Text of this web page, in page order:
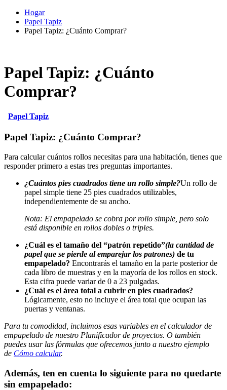
Hogar
Papel Tapiz
Papel Tapiz: ¿Cuánto Comprar?
Papel Tapiz: ¿Cuánto
Comprar?
Papel Tapiz
Papel Tapiz: ¿Cuánto Comprar?
Para calcular cuántos rollos necesitas para una habitación, tienes que
responder primero a estas tres preguntas importantes.
¿Cuántos pies cuadrados tiene un rollo simple?Un rollo de
papel simple tiene 25 pies cuadrados utilizables,
independientemente de su ancho.
Nota: El empapelado se cobra por rollo simple, pero solo
está disponible en rollos dobles o triples.
¿Cuál es el tamaño del “patrón repetido”(la cantidad de
papel que se pierde al emparejar los patrones) de tu
empapelado? Encontrarás el tamaño en la parte posterior de
cada libro de muestras y en la mayoría de los rollos en stock.
Esta cifra puede variar de 0 a 23 pulgadas.
¿Cuál es el área total a cubrir en pies cuadrados?
Lógicamente, esto no incluye el área total que ocupan las
puertas y ventanas.
Para tu comodidad, incluimos esas variables en el calculador de
empapelado de nuestro Planificador de proyectos. O también
puedes usar las fórmulas que ofrecemos junto a nuestro ejemplo
de Cómo calcular.
Además, ten en cuenta lo siguiente para no quedarte
sin empapelado: